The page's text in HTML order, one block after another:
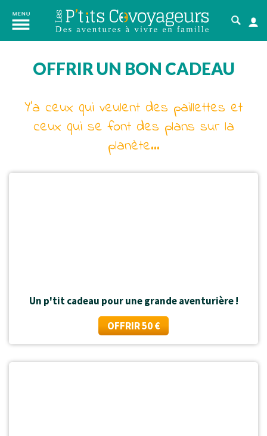
OFFRIR UN BON CADEAU
Y'a ceux qui veulent des paillettes et
ceux qui se font des plans sur la
planète...
Un p'tit cadeau pour une grande aventurière !
OFFRIR 50 €